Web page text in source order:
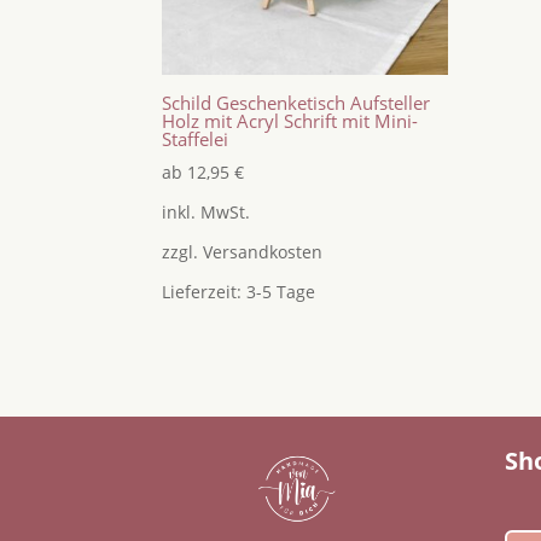
Schild Geschenketisch Aufsteller
Holz mit Acryl Schrift mit Mini-
Staffelei
ab 12,95€
inkl. MwSt.
zzgl.Versandkosten
Lieferzeit:3-5 Tage